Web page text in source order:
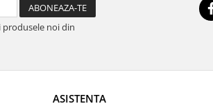
noi din
ASISTENTA